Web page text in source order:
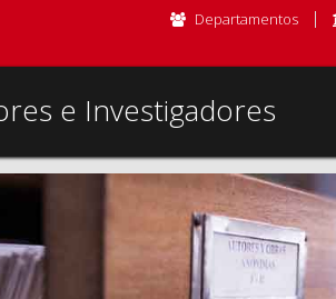
Departamentos
e Investigadores